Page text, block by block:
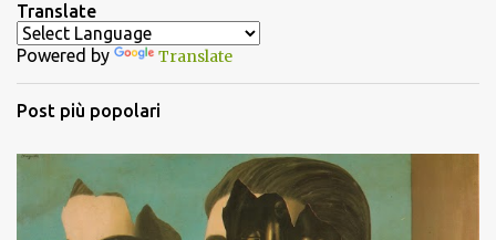
t
i
Translate
Powered by Translate
Post più popolari